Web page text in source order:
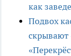
как
Подвох
скрывают